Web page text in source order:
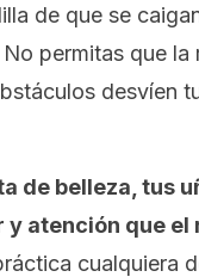
de que se
permitas que la
desvíen
de belleza, tus
y atención que el
cualquiera